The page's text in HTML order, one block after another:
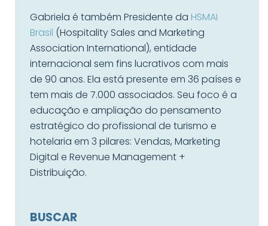
Gabriela é também Presidente da HSMAI
Brasil (Hospitality Sales and Marketing
Association International), entidade
internacional sem fins lucrativos com mais
de 90 anos. Ela está presente em 36 países e
tem mais de 7.000 associados. Seu foco é a
educação e ampliação do pensamento
estratégico do profissional de turismo e
hotelaria em 3 pilares: Vendas, Marketing
Digital e Revenue Management +
Distribuição.
BUSCAR